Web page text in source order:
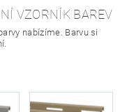
VZORNÍK BAREV
nabízíme. Barvu si